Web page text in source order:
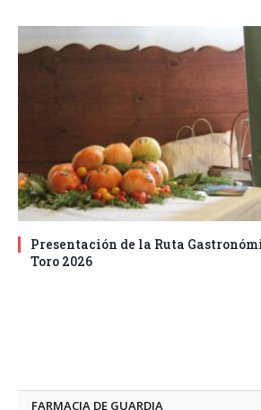
Presentación de la Ruta
Toro 2026
FARMACIA DE GUARDIA